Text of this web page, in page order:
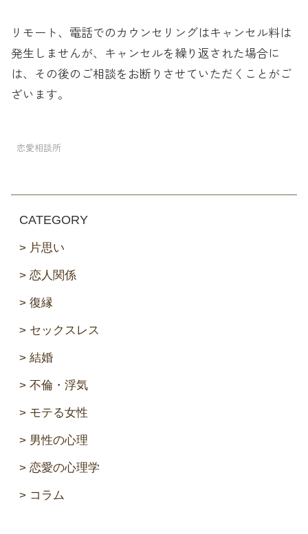
リモート、電話でのカウンセリングはキャンセル料は
発生しませんが、キャンセルを繰り返された場合に
は、その後のご相談をお断りさせていただくことがご
ざいます。
恋愛相談所
CATEGORY
片思い
恋人関係
復縁
セックスレス
結婚
不倫・浮気
モテる女性
男性の心理
恋愛の心理学
コラム